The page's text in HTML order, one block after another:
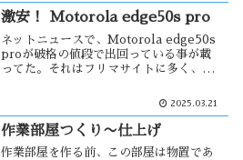
が薄くなって・・
激安！ Motorola edge50s pro
ネットニュースで、Motorola edge50s
proが破格の値段で出回っている事が載
ってた。それはフリマサイトに多く、転
が良い様だ。転売には加担したくない
2025.03.21
作業部屋つくり〜仕上げ
作業部屋を作る前、この部屋は物置であ